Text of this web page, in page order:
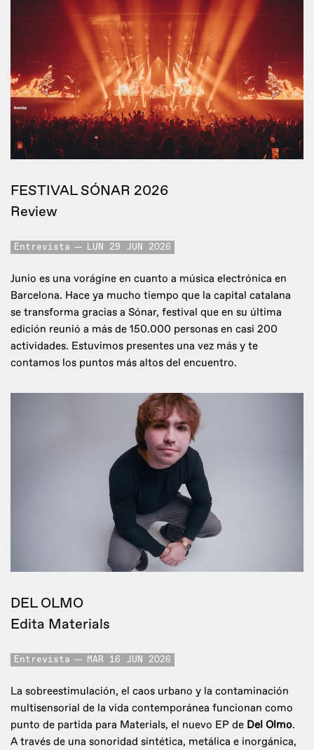
FESTIVAL SÓNAR 2026
Review
Entrevista LUN 29 JUN 2026
Junio es una vorágine en cuanto a música electrónica en
Barcelona. Hace ya mucho tiempo que la capital catalana
se transforma gracias a Sónar, festival que en su última
edición reunió a más de 150.000 personas en casi 200
actividades. Estuvimos presentes una vez más y te
contamos los puntos más altos del encuentro.
DEL OLMO
Edita Materials
Entrevista MAR 16 JUN 2026
La sobreestimulación, el caos urbano y la contaminación
multisensorial de la vida contemporánea funcionan como
punto de partida para Materials, el nuevo EP de Del Olmo.
A través de una sonoridad sintética, metálica e inorgánica,